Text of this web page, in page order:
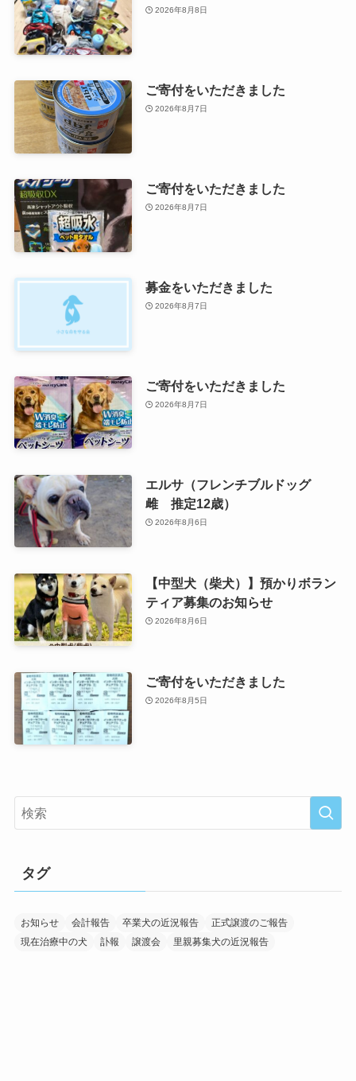
2026年8月8日
ご寄付をいただきました
2026年8月7日
ご寄付をいただきました
2026年8月7日
募金をいただきました
2026年8月7日
ご寄付をいただきました
2026年8月7日
エルサ（フレンチブルドッグ
雌 推定12歳）
2026年8月6日
【中型犬（柴犬）】預かりボラン
ティア募集のお知らせ
2026年8月6日
ご寄付をいただきました
2026年8月5日
タグ
お知らせ 会計報告 卒業犬の近況報告
正式譲渡のご報告
現在治療中の犬
訃報 譲渡会 里親募集犬の近況報告